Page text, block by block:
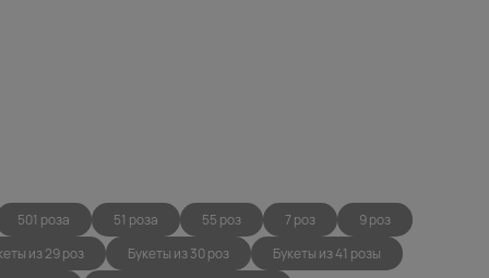
501 роза 51 роза 55 роз 7 роз
9 роз
из 29 роз Букеты из 30 роз
Букеты из 41 розы